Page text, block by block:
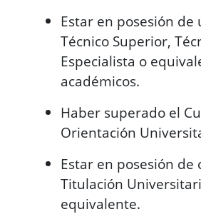
Estar en posesión de
Técnico Superior,
Especialista o
académicos.
Haber superado el
Orientación
Estar en posesión de
Titulación
equivalente.